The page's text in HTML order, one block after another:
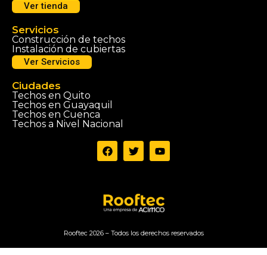
Ver tienda
Servicios
Construcción de techos
Instalación de cubiertas
Ver Servicios
Ciudades
Techos en Quito
Techos en Guayaquil
Techos en Cuenca
Techos a Nivel Nacional
Rooftec 2026 – Todos los derechos reservados